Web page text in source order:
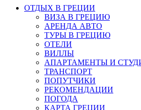
ОТДЫХ В ГРЕЦИИ
ВИЗА В ГРЕЦИЮ
АРЕНДА АВТО
ТУРЫ В ГРЕЦИЮ
ОТЕЛИ
ВИЛЛЫ
АПАРТАМЕНТЫ И
ТРАНСПОРТ
ПОПУТЧИКИ
РЕКОМЕНДАЦИИ
ПОГОДА
КАРТА ГРЕЦИИ